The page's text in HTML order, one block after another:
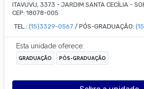
ITAVUVU, 3373 - JARDIM SANTA CECÍLIA -
CEP: 18078-005
TEL.: (15)3329-0567 / PÓS-GRADUAÇÃO:
Esta unidade oferece:
GRADUAÇÃO PÓS-GRADUAÇÃO